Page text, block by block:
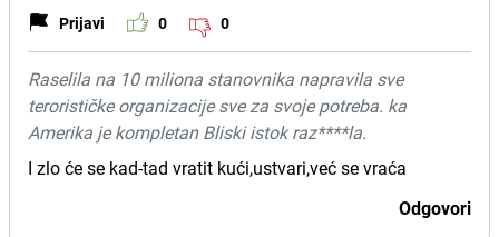
Prijavi 0 0
Raselila na 10 miliona stanovnika napravila sve
terorističke organizacije sve za svoje potreba. ka
Amerika je kompletan Bliski istok raz****la.
I zlo će se kad-tad vratit kući,ustvari,već se vraća
Odgovori